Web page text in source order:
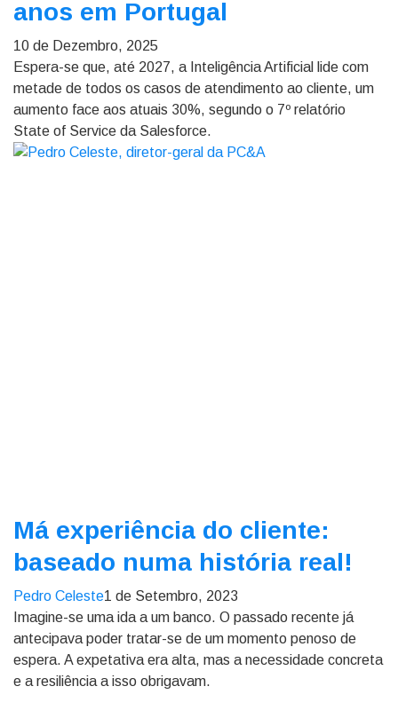
anos em Portugal
10 de Dezembro, 2025
Espera-se que, até 2027, a Inteligência Artificial lide com
metade de todos os casos de atendimento ao cliente, um
aumento face aos atuais 30%, segundo o 7º relatório
State of Service da Salesforce.
Má experiência do cliente:
baseado numa história real!
Pedro Celeste1 de Setembro, 2023
Imagine-se uma ida a um banco. O passado recente já
antecipava poder tratar-se de um momento penoso de
espera. A expetativa era alta, mas a necessidade concreta
e a resiliência a isso obrigavam.